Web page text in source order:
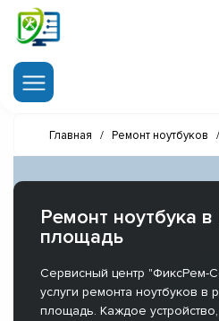
Главная / Ремонт ноутбуков /
Ремонт ноутбука в
площадь
Сервисный центр "ФиксРем-
услуги ремонта ноутбуков в
площадь. Каждое